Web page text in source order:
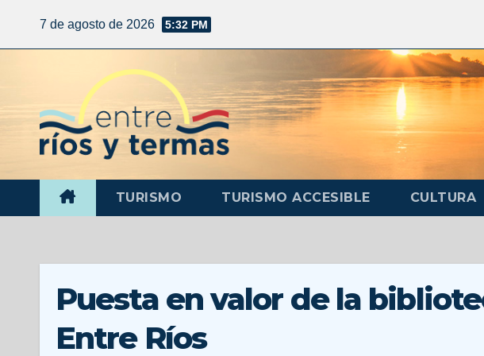
7 de agosto de 2026 5:32 PM
TURISMO TURISMO ACCESIBLE CULTURA
Puesta en valor de la
Entre Ríos